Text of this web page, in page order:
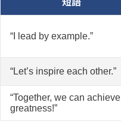
短語
“I lead by example.”
“Let’s inspire each other.”
“Together, we can achieve
greatness!”